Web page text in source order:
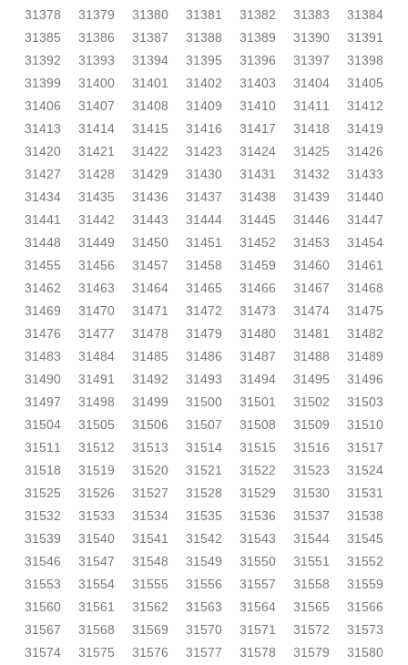
31378
31379 31380 31381 31382 31383
31384
31385
31386 31387 31388 31389 31390
31391
31392
31393 31394 31395 31396 31397
31398
31399
31400 31401 31402 31403 31404
31405
31406
31407 31408 31409 31410 31411
31412
31413
31414 31415 31416 31417 31418
31419
31420
31421 31422 31423 31424 31425
31426
31427
31428 31429 31430 31431 31432
31433
31434
31435 31436 31437 31438 31439
31440
31441
31442 31443 31444 31445 31446
31447
31448
31449 31450 31451 31452 31453
31454
31455
31456 31457 31458 31459 31460
31461
31462
31463 31464 31465 31466 31467
31468
31469
31470 31471 31472 31473 31474
31475
31476
31477 31478 31479 31480 31481
31482
31483
31484 31485 31486 31487 31488
31489
31490
31491 31492 31493 31494 31495
31496
31497
31498 31499 31500 31501 31502
31503
31504
31505 31506 31507 31508 31509
31510
31511
31512 31513 31514 31515 31516
31517
31518
31519 31520 31521 31522 31523
31524
31525
31526 31527 31528 31529 31530
31531
31532
31533 31534 31535 31536 31537
31538
31539
31540 31541 31542 31543 31544
31545
31546
31547 31548 31549 31550 31551
31552
31553
31554 31555 31556 31557 31558
31559
31560
31561 31562 31563 31564 31565
31566
31567
31568 31569 31570 31571 31572
31573
31574
31575 31576 31577 31578 31579
31580